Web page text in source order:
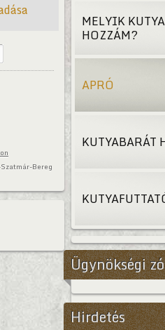
Bereg
MELYIK
HOZZÁM?
APRÓ
KUTYABARÁT
Ügynökségi
Hirdetés